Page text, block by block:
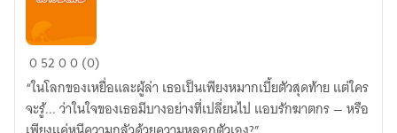
บันทึก
เหยื่อ
ราย
สุดท้าย
05200 (0)
“ในโลกของเหยื่อและผู้ล่า เธอเป็นเพียงหมากเบี้ยตัวสุดท้าย แต่ใคร
จะรู้... ว่าในใจของเธอมีบางอย่างที่เปลี่ยนไป แอบรักฆาตกร — หรือ